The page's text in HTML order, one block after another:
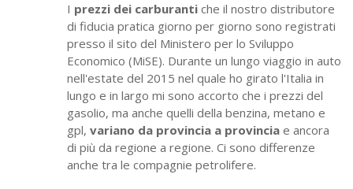
I prezzi dei carburanti che il nostro distributore
di fiducia pratica giorno per giorno sono registrati
presso il sito del Ministero per lo Sviluppo
Economico (MiSE). Durante un lungo viaggio in auto
nell'estate del 2015 nel quale ho girato l'Italia in
lungo e in largo mi sono accorto che i prezzi del
gasolio, ma anche quelli della benzina, metano e
gpl, variano da provincia a provincia e ancora
di più da regione a regione. Ci sono differenze
anche tra le compagnie petrolifere.